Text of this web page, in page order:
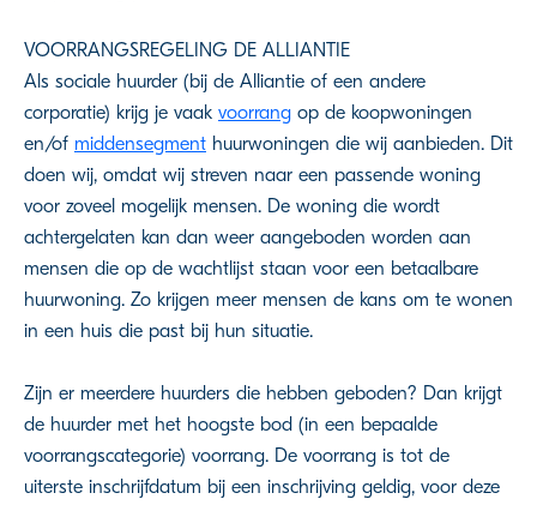
VOORRANGSREGELING DE ALLIANTIE
Als sociale huurder (bij de Alliantie of een andere
corporatie) krijg je vaak voorrang op de koopwoningen
en/of middensegment huurwoningen die wij aanbieden. Dit
doen wij, omdat wij streven naar een passende woning
voor zoveel mogelijk mensen. De woning die wordt
achtergelaten kan dan weer aangeboden worden aan
mensen die op de wachtlijst staan voor een betaalbare
huurwoning. Zo krijgen meer mensen de kans om te wonen
in een huis die past bij hun situatie.
Zijn er meerdere huurders die hebben geboden? Dan krijgt
de huurder met het hoogste bod (in een bepaalde
voorrangscategorie) voorrang. De voorrang is tot de
uiterste inschrijfdatum bij een inschrijving geldig, voor deze